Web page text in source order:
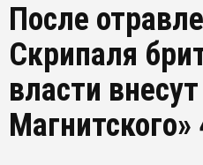
После
Скрипаля
власти
Магнитского»